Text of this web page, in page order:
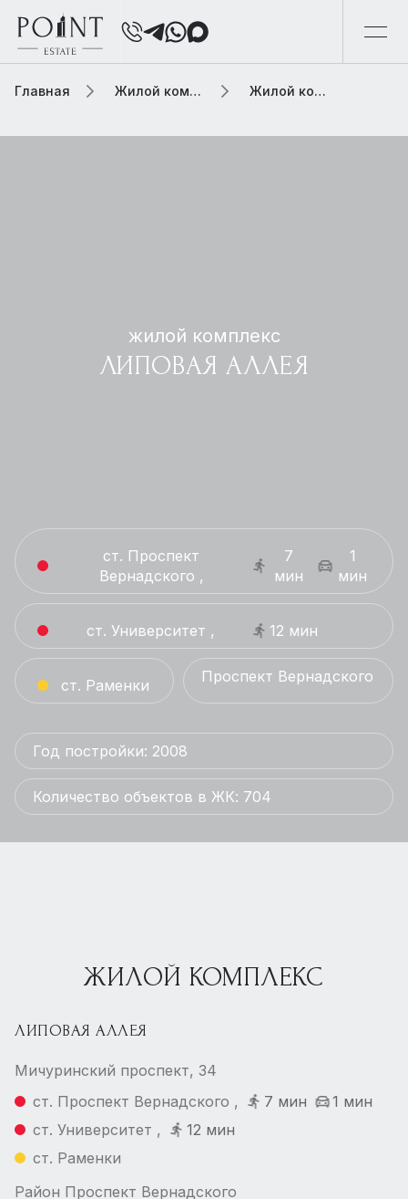
Главная Жилой комплекс Жилой комплекс липовая аллея
жилой комплекс
ЛИПОВАЯ АЛЛЕЯ
ст. Проспект
Вернадского ,
7
мин
1
мин
ст. Университет , 12 мин
ст. Раменки Проспект Вернадского
Год постройки: 2008
Количество объектов в ЖК: 704
ЖИЛОЙ КОМПЛЕКС
ЛИПОВАЯ АЛЛЕЯ
Мичуринский проспект, 34
ст. Проспект Вернадского ,
7 мин
1 мин
ст. Университет ,
12 мин
ст. Раменки
Район Проспект Вернадского